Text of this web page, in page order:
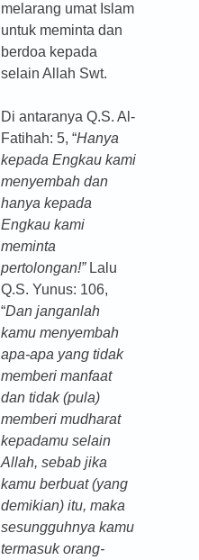
melarang umat Islam
untuk meminta dan
berdoa kepada
selain Allah Swt.
Di antaranya Q.S. Al-
Fatihah: 5, “Hanya
kepada Engkau kami
menyembah dan
hanya kepada
Engkau kami
meminta
pertolongan!” Lalu
Q.S. Yunus: 106,
“Dan janganlah
kamu menyembah
apa-apa yang tidak
memberi manfaat
dan tidak (pula)
memberi mudharat
kepadamu selain
Allah, sebab jika
kamu berbuat (yang
demikian) itu, maka
sesungguhnya kamu
termasuk orang-